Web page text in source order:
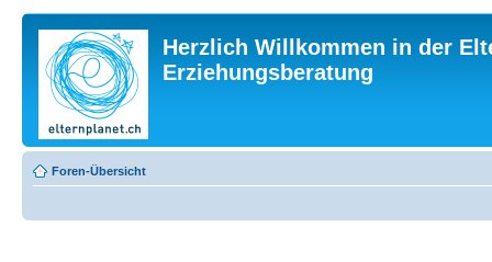
Herzlich Willkommen in der
Erziehungsberatung
Foren-Übersicht